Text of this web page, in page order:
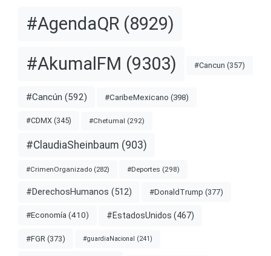
#AgendaQR (8929)
#AkumalFM (9303) #Cancun (357)
#Cancún (592) #CaribeMexicano (398)
#CDMX (345) #Chetumal (292)
#ClaudiaSheinbaum (903)
#CrimenOrganizado (282) #Deportes (298)
#DerechosHumanos (512) #DonaldTrump (377)
#Economía (410) #EstadosUnidos (467)
#FGR (373) #guardiaNacional (241)